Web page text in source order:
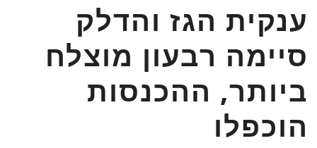
ענקית הגז והדלק
סיימה רבעון מוצלח
ביותר, ההכנסות
הוכפלו